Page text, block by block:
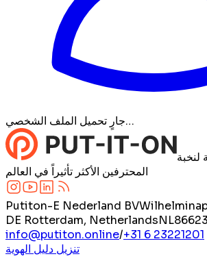
جارٍ تحميل الملف الشخصي…
لنخبة
المحترفين الأكثر تأثيراً في العالم
Putiton-E Nederland BV
DE Rotterdam, Netherlands
info@putiton.online/+31 6 23221201
تنزيل دليل الهوية